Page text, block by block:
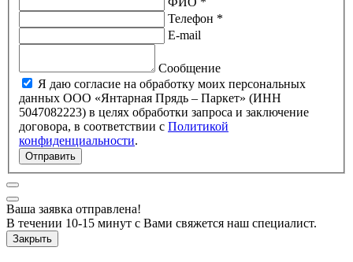
Телефон *
E-mail
Сообщение
Я даю согласие на обработку моих персональных
данных ООО «Янтарная Прядь – Паркет» (ИНН
5047082223) в целях обработки запроса и заключение
договора, в соответствии с Политикой
конфиденциальности.
Отправить
Ваша заявка отправлена!
В течении 10-15 минут с Вами свяжется наш специалист.
Закрыть